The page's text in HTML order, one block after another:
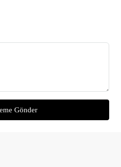
Gönder